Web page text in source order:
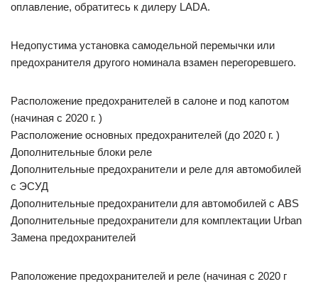
оплавление, обратитесь к дилеру LADA.
Недопустима установка самодельной перемычки или
предохранителя другого номинала взамен перегоревшего.
Расположение предохранителей в салоне и под капотом
(начиная с 2020 г. )
Расположение основных предохранителей (до 2020 г. )
Дополнительные блоки реле
Дополнительные предохранители и реле для автомобилей
с ЭСУД
Дополнительные предохранители для автомобилей с ABS
Дополнительные предохранители для комплектации Urban
Замена предохранителей
Раположение предохранителей и реле (начиная с 2020 г